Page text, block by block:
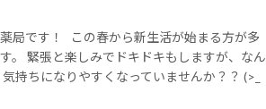
局です！ この春から新生活が始まる方が多
。 緊張と楽しみでドキドキもしますが、なん
持ちになりやすくなっていませんか？？ (>_